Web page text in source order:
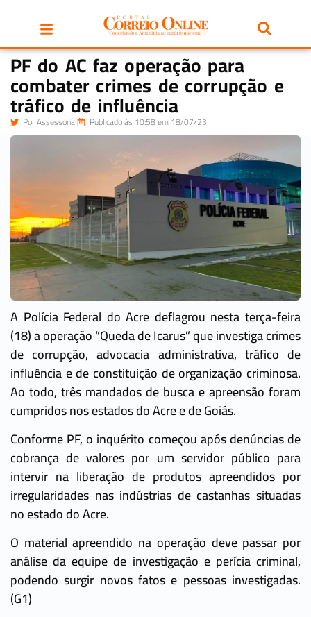
PF do AC faz operação para
combater crimes de corrupção e
tráfico de influência
PorAssessoria Publicado às 10:58 em 18/07/23
A Polícia Federal do Acre deflagrou nesta terça-feira
(18) a operação “Queda de Icarus” que investiga crimes
de corrupção, advocacia administrativa, tráfico de
influência e de constituição de organização criminosa.
Ao todo, três mandados de busca e apreensão foram
cumpridos nos estados do Acre e de Goiás.
Conforme PF, o inquérito começou após denúncias de
cobrança de valores por um servidor público para
intervir na liberação de produtos apreendidos por
irregularidades nas indústrias de castanhas situadas
no estado do Acre.
O material apreendido na operação deve passar por
análise da equipe de investigação e perícia criminal,
podendo surgir novos fatos e pessoas investigadas.
(G1)